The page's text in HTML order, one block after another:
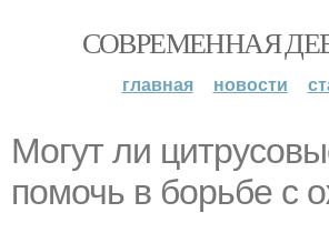
СОВРЕМЕННАЯ
главная новости
Могут ли
помочь в борьбе с